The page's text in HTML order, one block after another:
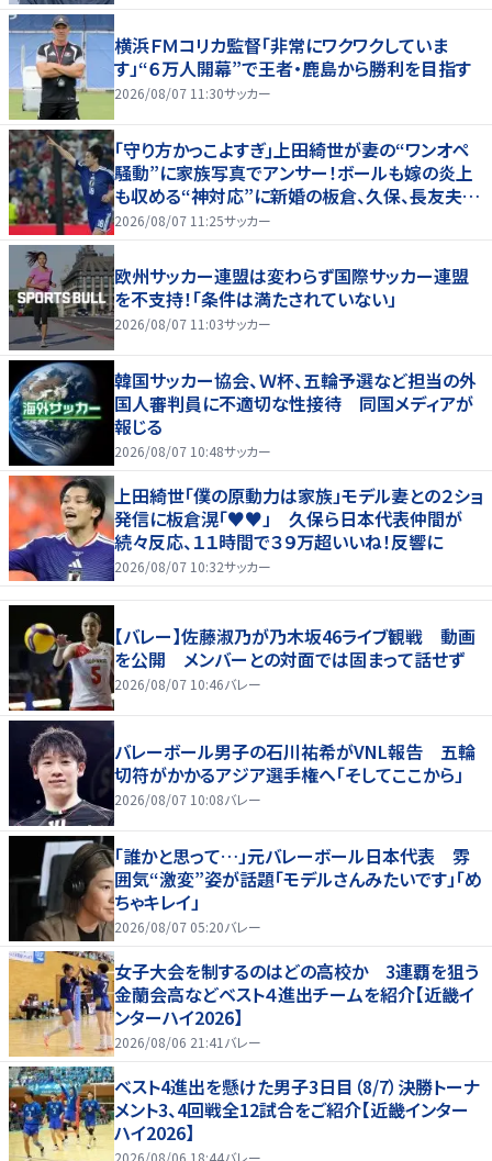
横浜ＦＭコリカ監督「非常にワクワクしていま
す」“６万人開幕”で王者・鹿島から勝利を目指す
2026/08/07 11:30サッカー
｢守り方かっこよすぎ｣上田綺世が妻の“ワンオペ
騒動”に家族写真でアンサー！ボールも嫁の炎上
も収める“神対応”に新婚の板倉、久保、長友夫妻
もエール！
2026/08/07 11:25サッカー
欧州サッカー連盟は変わらず国際サッカー連盟
を不支持！「条件は満たされていない」
2026/08/07 11:03サッカー
韓国サッカー協会、Ｗ杯、五輪予選など担当の外
国人審判員に不適切な性接待 同国メディアが
報じる
2026/08/07 10:48サッカー
上田綺世「僕の原動力は家族」モデル妻との２ショ
発信に板倉滉「♥♥」 久保ら日本代表仲間が
続々反応、１１時間で３９万超いいね！反響に
2026/08/07 10:32サッカー
【バレー】佐藤淑乃が乃木坂46ライブ観戦 動画
を公開 メンバーとの対面では固まって話せず
2026/08/07 10:46バレー
バレーボール男子の石川祐希がVNL報告 五輪
切符がかかるアジア選手権へ「そしてここから」
2026/08/07 10:08バレー
「誰かと思って…」元バレーボール日本代表 雰
囲気“激変”姿が話題「モデルさんみたいです」「め
ちゃキレイ」
2026/08/07 05:20バレー
女子大会を制するのはどの高校か 3連覇を狙う
金蘭会高などベスト４進出チームを紹介【近畿イ
ンターハイ2026】
2026/08/06 21:41 バレー
ベスト4進出を懸けた男子3日目（8/7）決勝トーナ
メント3、4回戦全12試合をご紹介【近畿インター
ハイ2026】
2026/08/06 18:44バレー